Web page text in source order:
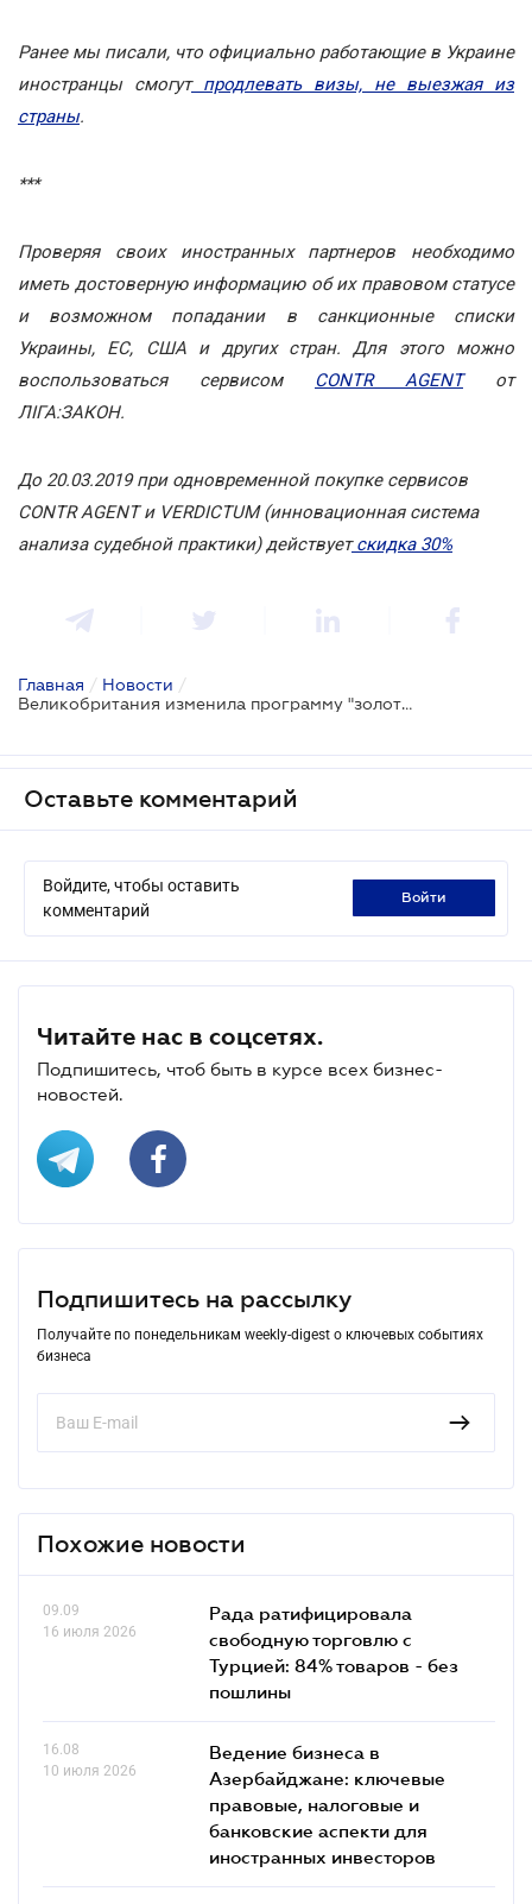
Ранее мы писали, что официально работающие в Украине
иностранцы смогутпродлевать визы, не выезжая из
страны.
***
Проверяя своих иностранных партнеров необходимо
иметь достоверную информацию об их правовом статусе
и возможном попадании в санкционные списки
Украины, ЕС, США и других стран. Для этого можно
воспользоваться сервисом CONTR AGENTот
ЛІГА:ЗАКОН.
До 20.03.2019 при одновременной покупке сервисов
CONTR AGENT и VERDICTUM (инновационная система
анализа судебной практики) действуетскидка 30%
Главная / Новости /
Великобритания изменила программу "золотых" виз
Оставьте комментарий
Войдите, чтобы оставить
комментарий
войти
Читайте нас в соцсетях.
Подпишитесь, чтоб быть в курсе всех бизнес-
новостей.
Подпишитесь на рассылку
Получайте по понедельникам weekly-digest о ключевых событиях
бизнеса
Похожие новости
09.09
16 июля 2026
Рада ратифицировала
свободную торговлю с
Турцией: 84% товаров - без
пошлины
16.08
10 июля 2026
Ведение бизнеса в
Азербайджане: ключевые
правовые, налоговые и
банковские аcпекти для
иностранных инвесторов